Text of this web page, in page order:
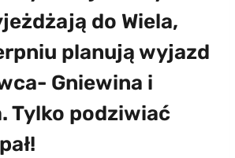
do Wiela,
planują wyjazd
Gniewina i
Tylko podziwiać